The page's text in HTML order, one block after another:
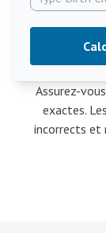
Assurez-
exactes.
incorrects et